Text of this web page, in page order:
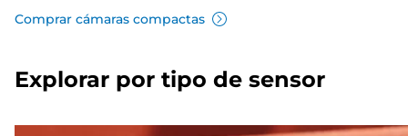
Comprar cámaras compactas
Explorar por tipo de sensor